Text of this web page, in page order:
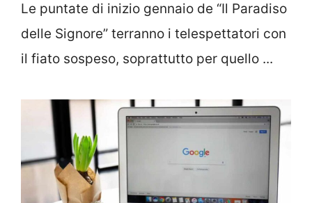
Le puntate di inizio gennaio de “Il Paradiso
delle Signore” terranno i telespettatori con
il fiato sospeso, soprattutto per quello ...